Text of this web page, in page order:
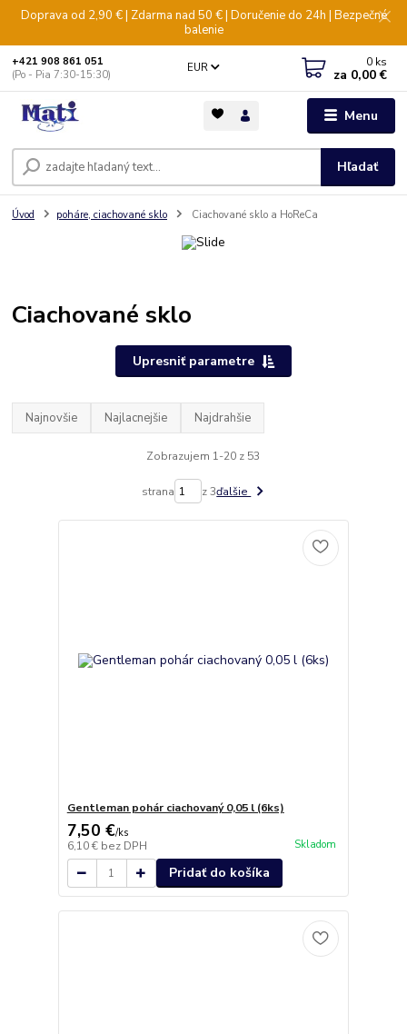
Doprava od 2,90 € | Zdarma nad 50 € | Doručenie do 24h | Bezpečné
balenie
Menu
EUR
Hľadať
+421 908 861 051
(Po - Pia 7:30-15:30)
0 ks
za 0,00 €
Úvod poháre, ciachované sklo Ciachované sklo a HoReCa
Ciachované sklo
Upresniť parametre
Najnovšie Najlacnejšie Najdrahšie
Zobrazujem 1-20 z 53
strana z 3ďalšie
Gentleman pohár ciachovaný 0,05 l (6ks)
7,50 €/ks
6,10 € bez DPH Skladom
Pridať do košíka